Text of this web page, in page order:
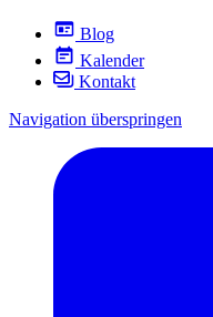
Blog
Kalender
Kontakt
Navigation überspringen